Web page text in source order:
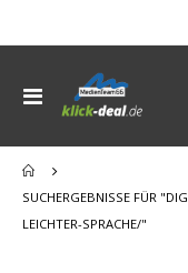
Navigation
umschalten
SUCHERGEBNISSE FÜR
LEICHTER-SPRACHE/"